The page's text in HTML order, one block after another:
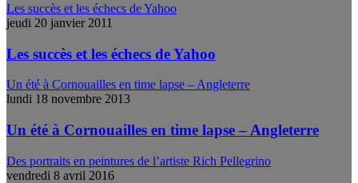
Les succès et les échecs de Yahoo
jeudi 20 janvier 2011
Les succès et les échecs de Yahoo
Un été à Cornouailles en time lapse – Angleterre
lundi 18 novembre 2013
Un été à Cornouailles en time lapse – Angleterre
Des portraits en peintures de l’artiste Rich Pellegrino
vendredi 8 avril 2016